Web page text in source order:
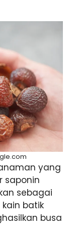
yang
saponin
sebagai
batik
busa